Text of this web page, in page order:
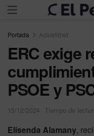
Portada Actualidad
ERC exige
PSOE y
15/12/2024 Tiempo de
Elisenda Alamany,